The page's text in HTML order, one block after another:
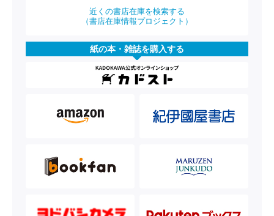
近くの書店在庫を検索する
（書店在庫情報プロジェクト）
紙の本・雑誌を購入する